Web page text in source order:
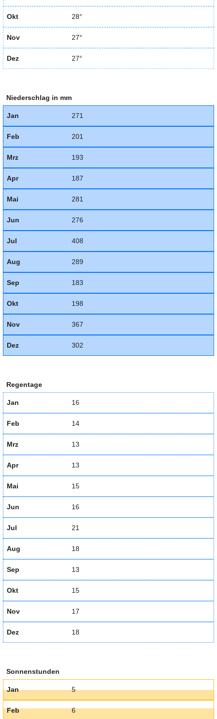
Okt 28°
Nov 27°
Dez 27°
Niederschlag in mm
Jan 271
Feb 201
Mrz 193
Apr 187
Mai 281
Jun 276
Jul 408
Aug 289
Sep 183
Okt 198
Nov 367
Dez 302
Regentage
Jan 16
Feb 14
Mrz 13
Apr 13
Mai 15
Jun 16
Jul 21
Aug 18
Sep 13
Okt 15
Nov 17
Dez 18
Sonnenstunden
Jan 5
Feb 6